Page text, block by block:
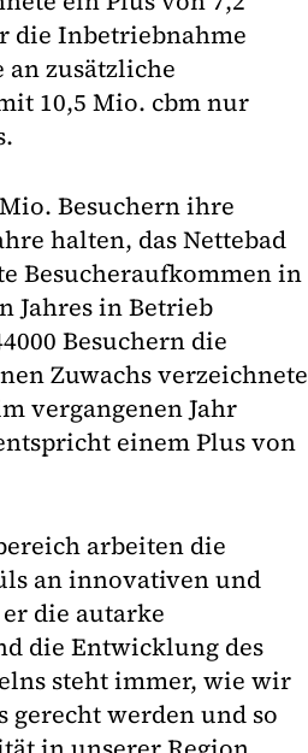
die Inbetriebnahme
zusätzliche
10,5 Mio. cbm nur
Besuchern ihre
halten, das Nettebad
Besucheraufkommen in
Jahres in Betrieb
Besuchern die
Zuwachs verzeichnete
vergangenen Jahr
einem Plus von
arbeiten die
an innovativen und
die autarke
die Entwicklung des
steht immer, wie wir
gerecht werden und so